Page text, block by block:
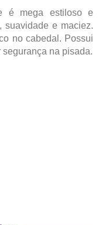
é mega estiloso e
suavidade e maciez.
no cabedal. Possui
na pisada.